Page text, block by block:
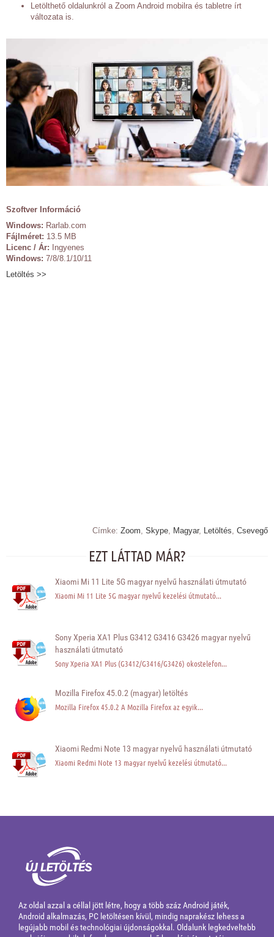
Letölthető oldalunkról a Zoom Android mobilra és tabletre írt
változata is.
Szoftver Információ
Windows: Rarlab.com
Fájlméret: 13.5 MB
Licenc / Ár: Ingyenes
Windows: 7/8/8.1/10/11
Letöltés >>
Címke: Zoom Skype Magyar, Letöltés Csevegő
EZT LÁTTAD MÁR?
Xiaomi Mi 11 Lite 5G magyar nyelvű használati útmutató
Xiaomi Mi 11 Lite 5G magyar nyelvű kezelési útmutató...
Sony Xperia XA1 Plus G3412 G3416 G3426 magyar nyelvű
használati útmutató
Sony Xperia XA1 Plus (G3412/G3416/G3426) okostelefon...
Mozilla Firefox 45.0.2 (magyar) letöltés
Mozilla Firefox 45.0.2 A Mozilla Firefox az egyik...
Xiaomi Redmi Note 13 magyar nyelvű használati útmutató
Xiaomi Redmi Note 13 magyar nyelvű kezelési útmutató...
Az oldal azzal a céllal jött létre, hogy a több száz Android játék,
Android alkalmazás, PC letöltésen kívül, mindig naprakész lehess a
legújabb mobil és technológiai újdonságokkal. Oldalunk legkedveltebb